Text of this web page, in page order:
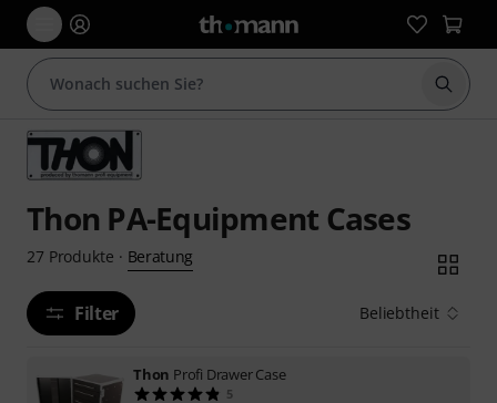
Suche
Thon PA-Equipment Cases
27 Produkte · Beratung
Filter Beliebtheit
Thon Profi Drawer Case
5